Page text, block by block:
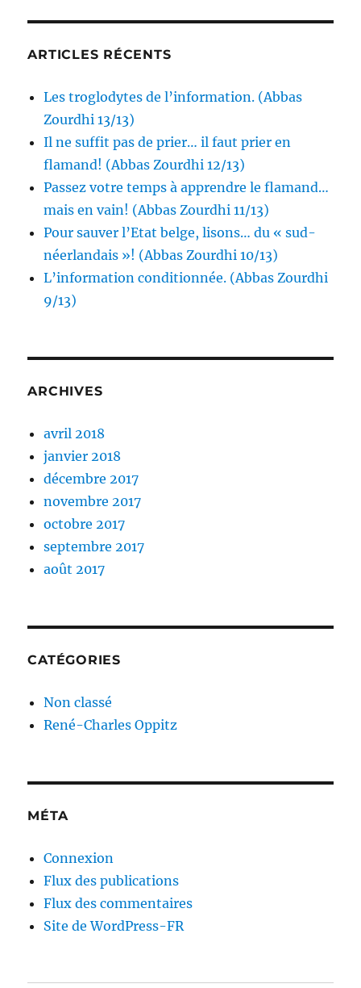
ARTICLES RÉCENTS
Les troglodytes de l’information. (Abbas
Zourdhi 13/13)
Il ne suffit pas de prier… il faut prier en
flamand! (Abbas Zourdhi 12/13)
Passez votre temps à apprendre le flamand…
mais en vain! (Abbas Zourdhi 11/13)
Pour sauver l’Etat belge, lisons… du « sud-
néerlandais »! (Abbas Zourdhi 10/13)
L’information conditionnée. (Abbas Zourdhi
9/13)
ARCHIVES
avril 2018
janvier 2018
décembre 2017
novembre 2017
octobre 2017
septembre 2017
août 2017
CATÉGORIES
Non classé
René-Charles Oppitz
MÉTA
Connexion
Flux des publications
Flux des commentaires
Site de WordPress-FR